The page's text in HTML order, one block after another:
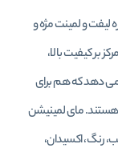
و لمینت مژه و
بر کیفیت بالا،
می‌ دهد که هم برای
مای لمینیشن
رنگ، اکسیدان،